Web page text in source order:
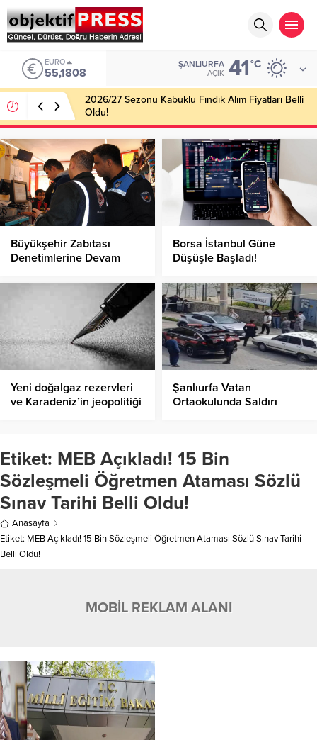
EURO
55,1808
ŞANLIURFA
AÇIK 41°C
2026/27 Sezonu Kabuklu Fındık Alım Fiyatları Belli
Oldu!
Büyükşehir Zabıtası
Denetimlerine Devam
Borsa İstanbul Güne
Düşüşle Başladı!
Yeni doğalgaz rezervleri
ve Karadeniz’in jeopolitiği
Şanlıurfa Vatan
Ortaokulunda Saldırı
Etiket: MEB Açıkladı! 15 Bin
Sözleşmeli Öğretmen Ataması Sözlü
Sınav Tarihi Belli Oldu!
Anasayfa
Etiket: MEB Açıkladı! 15 Bin Sözleşmeli Öğretmen Ataması Sözlü Sınav Tarihi
Belli Oldu!
MOBİL REKLAM ALANI